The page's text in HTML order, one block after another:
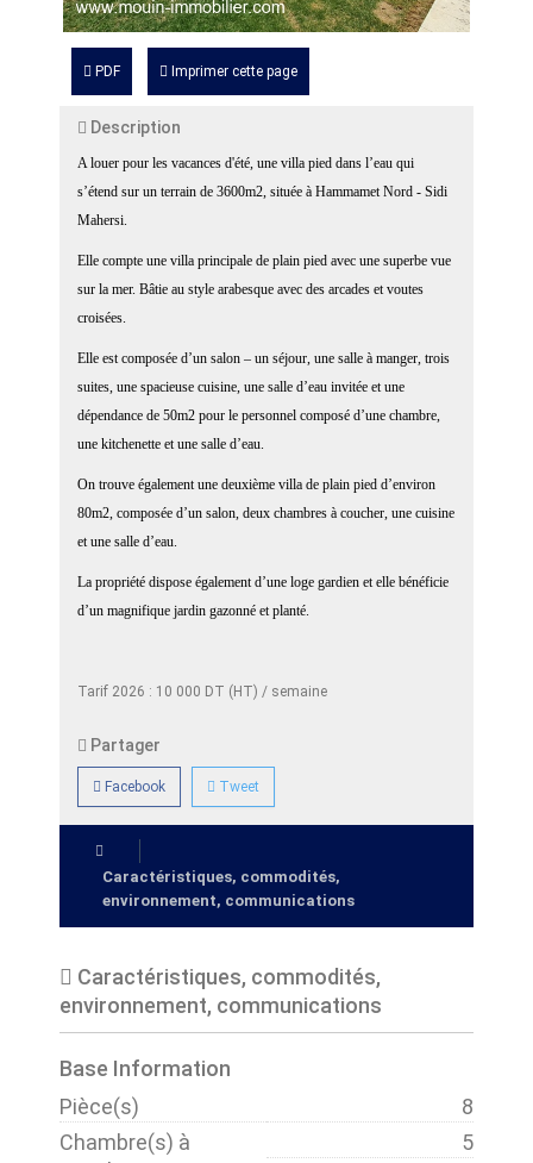
PDF Imprimer cette page
Description
A louer pour les vacances d'été, une villa pied dans l’eau qui
s’étend sur un terrain de 3600m2, située à Hammamet Nord - Sidi
Mahersi.
Elle compte une villa principale de plain pied avec une superbe vue
sur la mer. Bâtie au style arabesque avec des arcades et voutes
croisées.
Elle est composée d’un salon – un séjour, une salle à manger, trois
suites, une spacieuse cuisine, une salle d’eau invitée et une
dépendance de 50m2 pour le personnel composé d’une chambre,
une kitchenette et une salle d’eau.
On trouve également une deuxième villa de plain pied d’environ
80m2, composée d’un salon, deux chambres à coucher, une cuisine
et une salle d’eau.
La propriété dispose également d’une loge gardien et elle bénéficie
d’un magnifique jardin gazonné et planté.
Tarif 2026 : 10 000 DT (HT) / semaine
Partager
Facebook Tweet
Caractéristiques, commodités,
environnement, communications
Caractéristiques, commodités,
environnement, communications
Base Information
Pièce(s)
8
Chambre(s) à
5